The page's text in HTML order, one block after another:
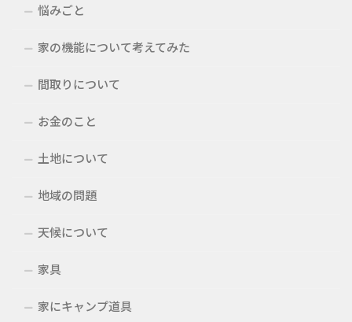
悩みごと
家の機能について考えてみた
間取りについて
お金のこと
土地について
地域の問題
天候について
家具
家にキャンプ道具